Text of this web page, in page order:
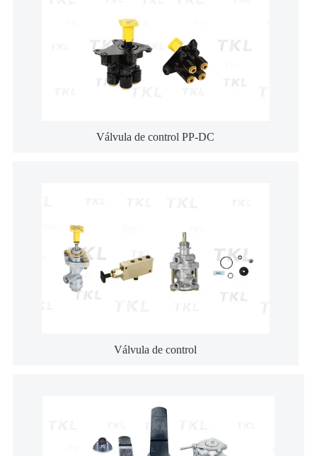
Válvula de control PP-DC
Válvula de control